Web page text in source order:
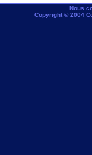
Nous
Copyright © 2004